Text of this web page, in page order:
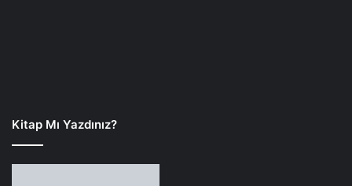
Kitap Mı Yazdınız?